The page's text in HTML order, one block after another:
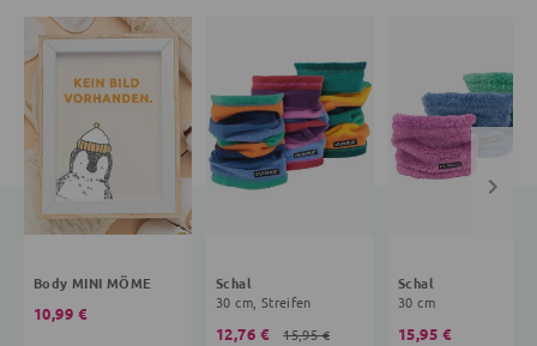
Body MINI MÖME
10,99 €
Schal
30 cm, Streifen
12,76 € 15,95 €
Schal
30 cm
15,95 €